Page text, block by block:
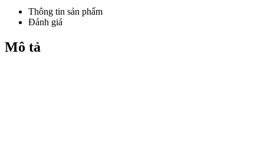
Thông tin sản phẩm
Đánh giá
Mô tả